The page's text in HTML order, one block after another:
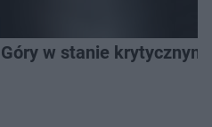
w stanie